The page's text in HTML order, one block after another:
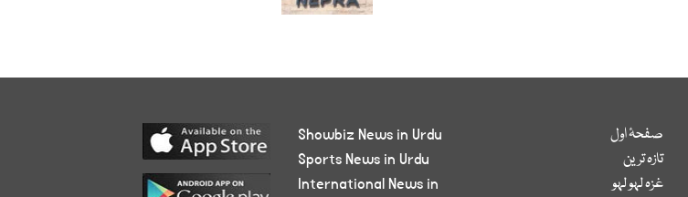
صفحۂ اول
تازہ ترین
غزہ لہو لہو
Showbiz News in Urdu
Sports News in Urdu
International News in